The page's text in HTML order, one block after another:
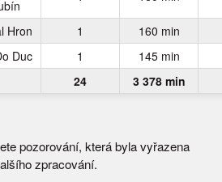
Hron 1
160 min
Duc 1
145 min
24 3 378 min
pozorování, která byla vyřazena
zpracování.